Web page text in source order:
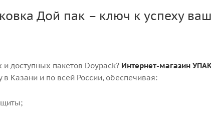
Дой пак – ключ к успеху
доступных пакетов Doypack? Интернет-магазин
в Казани и по всей России, обеспечивая: